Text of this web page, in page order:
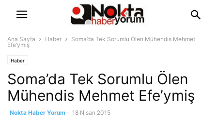
Ana Sayfa Haber
Soma’da Tek Sorumlu Ölen Mühendis Mehmet
Efe’ymiş
Haber
Soma’da Tek Sorumlu Ölen
Mühendis Mehmet Efe’ymiş
Nokta Haber Yorum - 18 Nisan 2015